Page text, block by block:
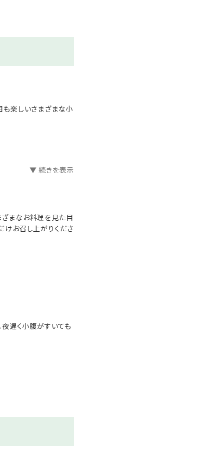
も楽しいさまざまな小
▼ 続きを表示
まなお料理を見た目
けお召し上がりくださ
夜遅く小腹がすいても